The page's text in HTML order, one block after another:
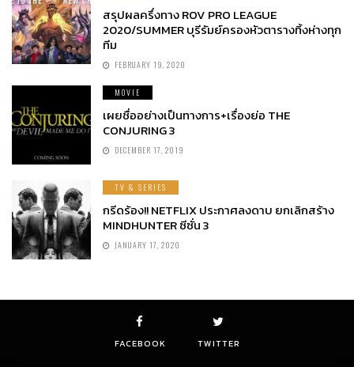
สรุปผลครึ่งทาง ROV PRO LEAGUE
2020/SUMMER บุรีรัมย์ครองหัวตารางทิ้งห่างทุก
ทีม
FEBRUARY 19, 2020
MOVIE
เผยชื่ออย่างเป็นทางการ+เรื่องย่อ THE
CONJURING 3
DECEMBER 17, 2019
TV & SERIES
กรีดร้อง!! NETFLIX ประกาศลงดาบ ยกเลิกสร้าง
MINDHUNTER ซีซั่น 3
JANUARY 17, 2020
FACEBOOK TWITTER